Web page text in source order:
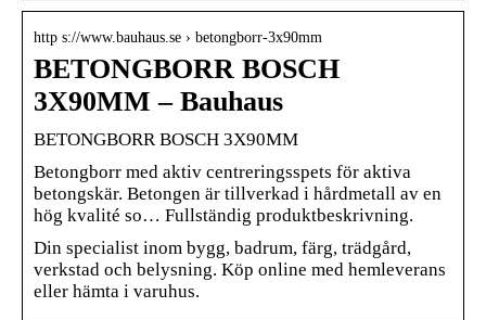
http s://www.bauhaus.se › betongborr-3x90mm
BETONGBORR BOSCH
3X90MM – Bauhaus
BETONGBORR BOSCH 3X90MM
Betongborr med aktiv centreringsspets för aktiva
betongskär. Betongen är tillverkad i hårdmetall av en
hög kvalité so… Fullständig produktbeskrivning.
Din specialist inom bygg, badrum, färg, trädgård,
verkstad och belysning. Köp online med hemleverans
eller hämta i varuhus.